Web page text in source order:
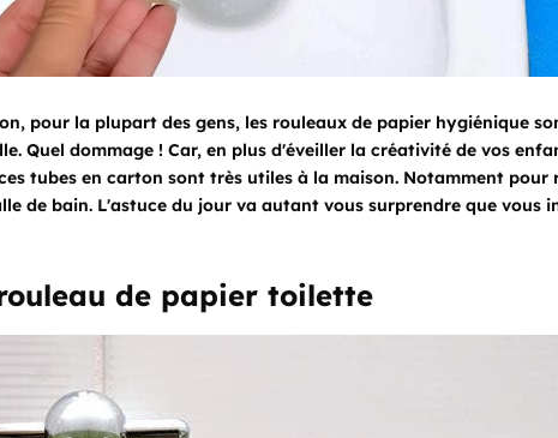
pour la plupart des gens, les rouleaux de papier hygiénique
Quel dommage ! Car, en plus d'éveiller la créativité de vos
tubes en carton sont très utiles à la maison. Notamment pour
de bain. L'astuce du jour va autant vous surprendre que vous
de papier toilette